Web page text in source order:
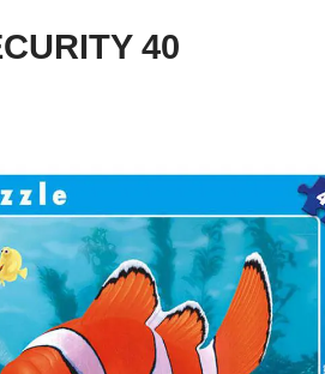
40